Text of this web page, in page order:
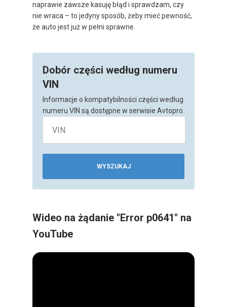
naprawie zawsze kasuję błąd i sprawdzam, czy
nie wraca – to jedyny sposób, żeby mieć pewność,
że auto jest już w pełni sprawne.
Dobór części według numeru
VIN
Informacje o kompatybilności części według
numeru VIN są dostępne w serwisie Avtopro.
WYSZUKAJ
Wideo na żądanie "Error p0641" na
YouTube